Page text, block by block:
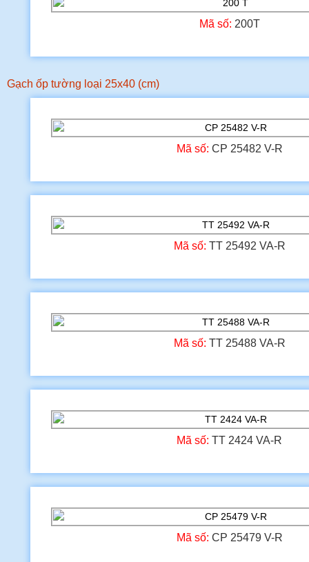
Mã số: 200T
Gạch ốp tường loại 25x40 (cm)
Mã số: CP 25482 V-R
Mã số: TT 25492 VA-R
Mã số: TT 25488 VA-R
Mã số: TT 2424 VA-R
Mã số: CP 25479 V-R